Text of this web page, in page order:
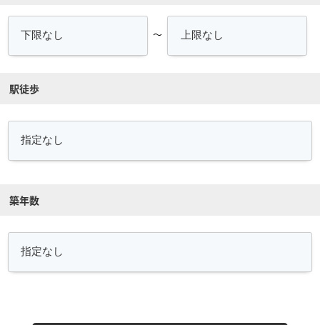
～
駅徒歩
築年数